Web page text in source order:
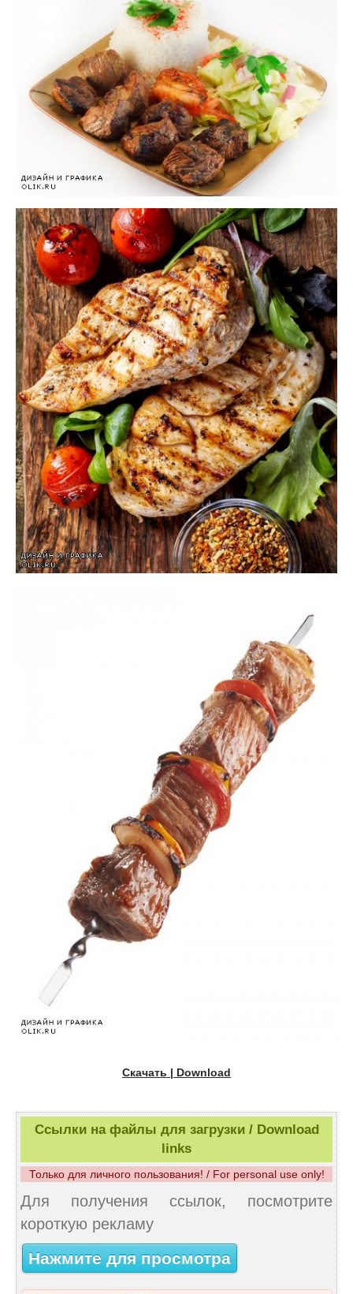
Скачать | Download
Ссылки на файлы для загрузки / Download
links
Только для личного пользования! / For personal use only!
Для получения ссылок, посмотрите
короткую рекламу
Нажмите для просмотра